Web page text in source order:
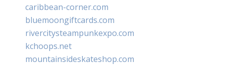
caribbean-corner.com
bluemoongiftcards.com
rivercitysteampunkexpo.com
kchoops.net
mountainsideskateshop.com